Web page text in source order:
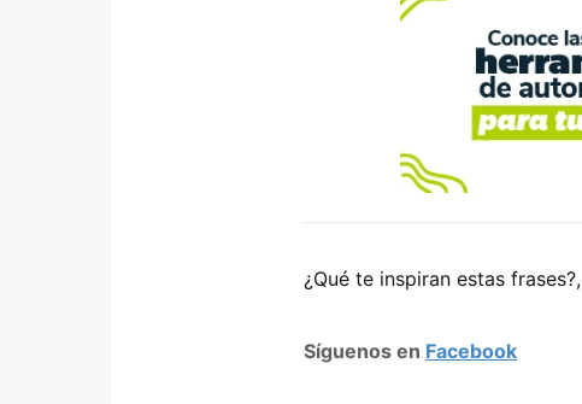
¿Qué te inspiran estas
Síguenos en Facebook